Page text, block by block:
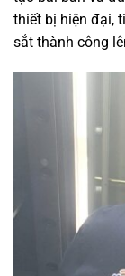
thiết bị hiện đại,
sắt thành công